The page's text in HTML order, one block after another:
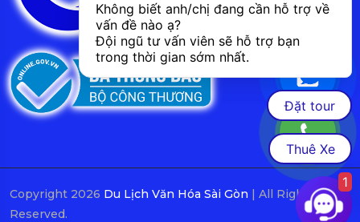
Copyright 2026 Du Lịch Văn Hóa Sài Gòn | All Rights
Reserved.
Không biết anh/chị đang cần hỗ trợ về
vấn đề nào ạ?
Đội ngũ tư vấn viên sẽ hỗ trợ bạn
trong thời gian sớm nhất.
Đặt tour
Thuê Xe
1